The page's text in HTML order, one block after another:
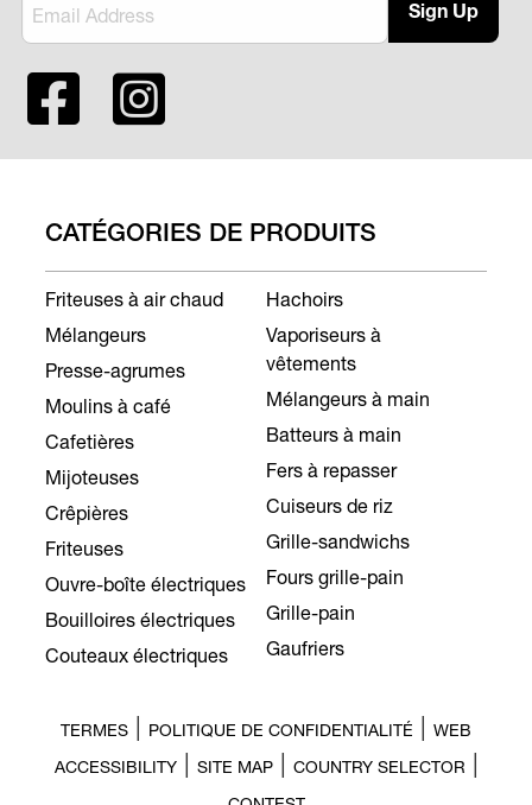
Sign Up
CATÉGORIES DE PRODUITS
Friteuses à air chaud
Mélangeurs
Presse-agrumes
Moulins à café
Cafetières
Mijoteuses
Crêpières
Friteuses
Ouvre-boîte électriques
Bouilloires électriques
Couteaux électriques
Hachoirs
Vaporiseurs à
vêtements
Mélangeurs à main
Batteurs à main
Fers à repasser
Cuiseurs de riz
Grille-sandwichs
Fours grille-pain
Grille-pain
Gaufriers
TERMES POLITIQUE DE CONFIDENTIALITÉ
WEB
ACCESSIBILITY| SITE MAP| COUNTRY SELECTOR